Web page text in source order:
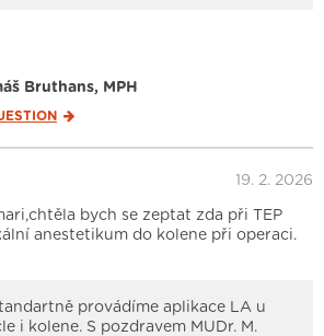
Bruthans, MPH
19. 2. 2026
bych se zeptat zda při TEP
anestetikum do kolene při operaci.
provádíme aplikace LA u
i kolene. S pozdravem MUDr. M.